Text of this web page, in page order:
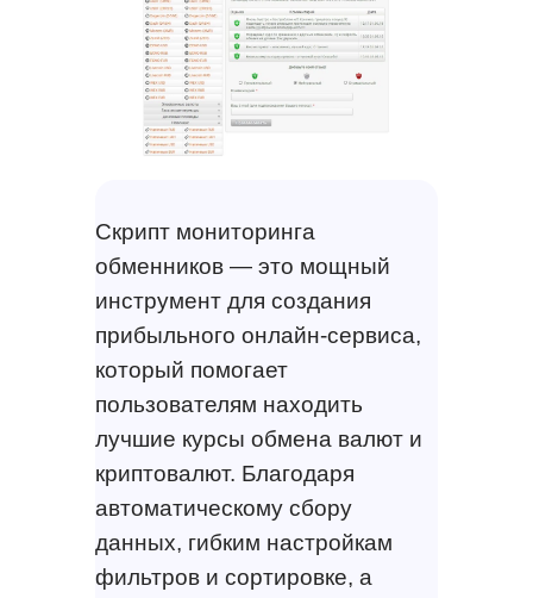
Скрипт мониторинга
обменников — это мощный
инструмент для создания
прибыльного онлайн-сервиса,
который помогает
пользователям находить
лучшие курсы обмена валют и
криптовалют. Благодаря
автоматическому сбору
данных, гибким настройкам
фильтров и сортировке, а